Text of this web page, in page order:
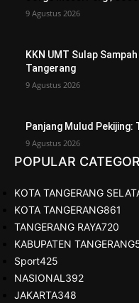
9 Agustus 2026
KKN UMT Sulap
Tangerang
9 Agustus 2026
Panjang Mulud
9 Agustus 2026
POPULAR
KOTA TANGERANG
KOTA TANGERANG861
TANGERANG RAYA720
KABUPATEN TANGERANG
Sport425
NASIONAL 392
JAKARTA348